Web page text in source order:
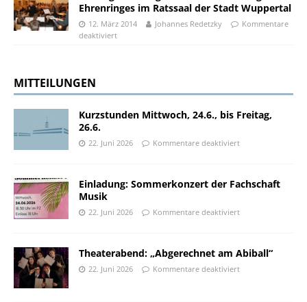
Ehrenringes im Ratssaal der Stadt Wuppertal
12. März 2014 Johannes Redetzky
Kommentare
deaktiviert
MITTEILUNGEN
Kurzstunden Mittwoch, 24.6., bis Freitag,
26.6.
22. Juni 2026 Kommentare deaktiviert
Einladung: Sommerkonzert der Fachschaft
Musik
22. Juni 2026 Kommentare deaktiviert
Theaterabend: „Abgerechnet am Abiball“
22. Juni 2026 Kommentare deaktiviert